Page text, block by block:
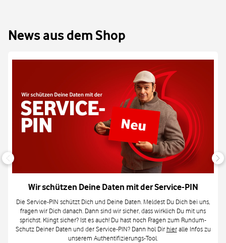
News aus dem Shop
Wir schützen Deine Daten mit der Service-PIN
Die Service-PIN schützt Dich und Deine Daten. Meldest Du Dich bei uns,
fragen wir Dich danach. Dann sind wir sicher, dass wirklich Du mit uns
sprichst. Klingt sicher? Ist es auch! Du hast noch Fragen zum Rundum-
Schutz Deiner Daten und der Service-PIN? Dann hol Dir hieralle Infos zu
unserem Authentifizierungs-Tool.